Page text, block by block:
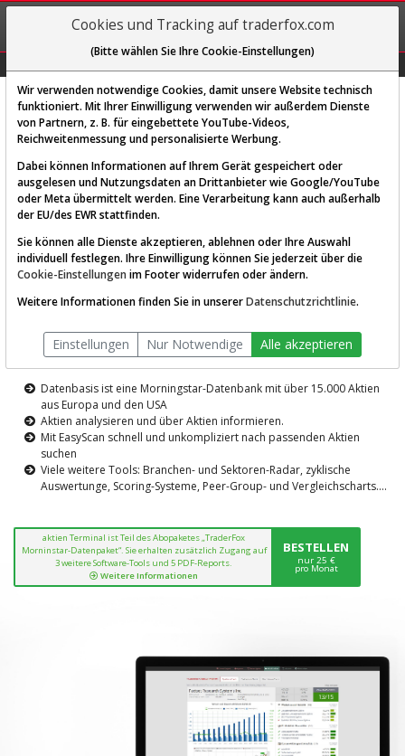
REGIS-
TRIEREN
Diese Funktion ist nur für
AKTIEN-TERMINAL
Die Aktienanalyse-Plattform von
TraderFox
Datenbasis ist eine Morningstar-Datenbank mit über 15.000 Aktien
aus Europa und den USA
Aktien analysieren und über Aktien informieren.
Mit EasyScan schnell und unkompliziert nach passenden Aktien
suchen
Viele weitere Tools: Branchen- und Sektoren-Radar, zyklische
Auswertunge, Scoring-Systeme, Peer-Group- und Vergleichscharts....
aktien Terminal ist Teil des Abopaketes „TraderFox
Morninstar-Datenpaket“. Sie erhalten zusätzlich Zugang auf
3 weitere Software-Tools und 5 PDF-Reports.
Weitere Informationen
BESTELLEN
nur 25 €
pro Monat
Cookies und Tracking auf traderfox.com
(Bitte wählen Sie Ihre Cookie-Einstellungen)
Wir verwenden notwendige Cookies, damit unsere Website technisch
funktioniert. Mit Ihrer Einwilligung verwenden wir außerdem Dienste
von Partnern, z. B. für eingebettete YouTube-Videos,
Reichweitenmessung und personalisierte Werbung.
Dabei können Informationen auf Ihrem Gerät gespeichert oder
ausgelesen und Nutzungsdaten an Drittanbieter wie Google/YouTube
oder Meta übermittelt werden. Eine Verarbeitung kann auch außerhalb
der EU/des EWR stattfinden.
Sie können alle Dienste akzeptieren, ablehnen oder Ihre Auswahl
individuell festlegen. Ihre Einwilligung können Sie jederzeit über die
Cookie-Einstellungen im Footer widerrufen oder ändern.
Weitere Informationen finden Sie in unsererDatenschutzrichtlinie.
Einstellungen Nur Notwendige Alle akzeptieren